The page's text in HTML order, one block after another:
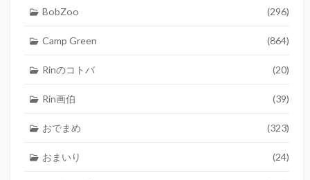
BobZoo (296)
Camp Green (864)
Rinのコトバ (20)
Rin画伯 (39)
おでまめ (323)
おまいり (24)